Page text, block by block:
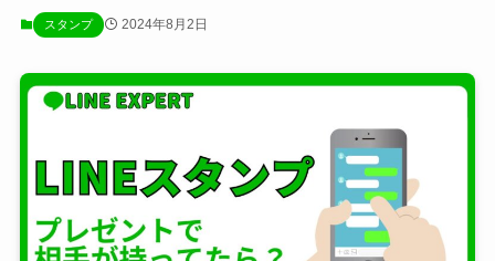
スタンプ 2024年8月2日